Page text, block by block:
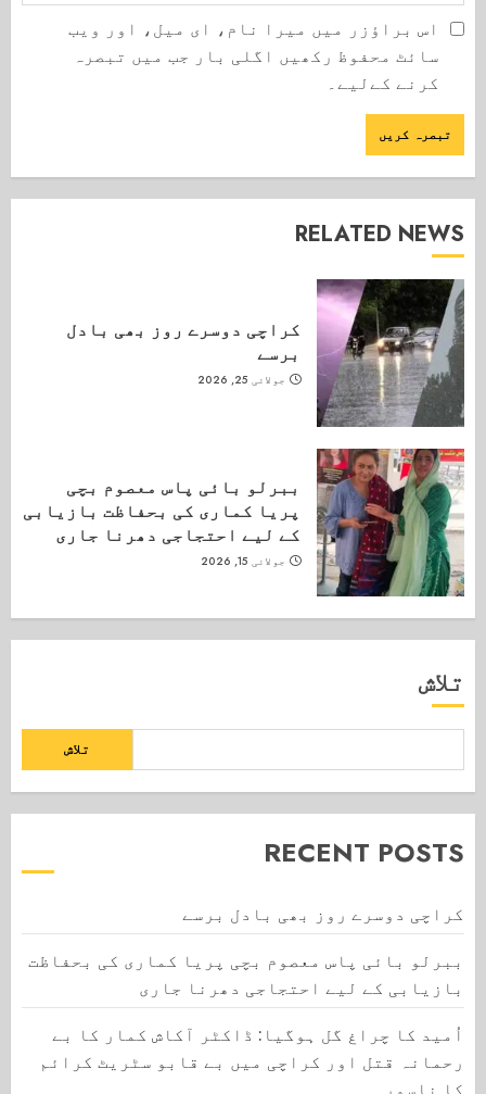
اس براؤزر میں میرا نام، ای میل، اور ویب
سائٹ محفوظ رکھیں اگلی بار جب میں تبصرہ
کرنے کےلیے۔
RELATED NEWS
کراچی دوسرے روز بھی بادل
برسے
جولائی 25, 2026
ببرلو بائی پاس معصوم بچی
پریا کماری کی بحفاظت بازیابی
کے لیے احتجاجی دھرنا جاری
جولائی 15, 2026
تلاش
تلاش
RECENT POSTS
کراچی دوسرے روز بھی بادل برسے
ببرلو بائی پاس معصوم بچی پریا کماری کی بحفاظت
بازیابی کے لیے احتجاجی دھرنا جاری
اُمید کا چراغ گل ہوگیا: ڈاکٹر آکاش کمار کا بے
رحمانہ قتل اور کراچی میں بے قابو سٹریٹ کرائم
کا ناسور